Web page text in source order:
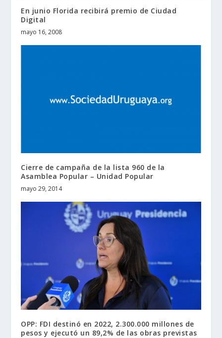
En junio Florida recibirá premio de Ciudad
Digital
mayo 16, 2008
Cierre de campaña de la lista 960 de la
Asamblea Popular – Unidad Popular
mayo 29, 2014
OPP: FDI destinó en 2022, 2.300.000 millones de
pesos y ejecutó un 89,2% de las obras previstas